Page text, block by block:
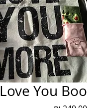
Love You Boo